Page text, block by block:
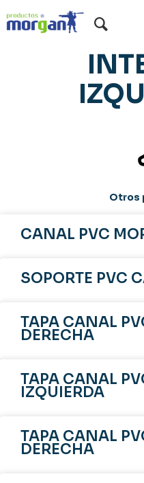
TAPA
Otros
CANAL PVC
SOPORTE PVC
TAPA CANAL
DERECHA
TAPA CANAL
IZQUIERDA
TAPA CANAL
DERECHA